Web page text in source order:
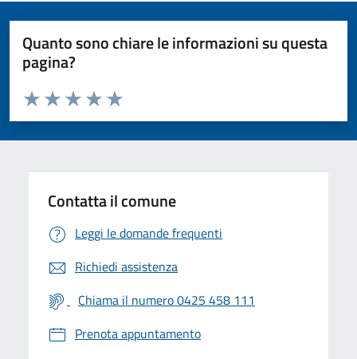
Quanto sono chiare le informazioni su questa
pagina?
Valuta da 1 a 5 stelle la pagina
Valuta 5 stelle su 5
Valuta 4 stelle su 5
Valuta 3 stelle su 5
Valuta 2 stelle su 5
Valuta 1 stelle su 5
Contatta il comune
Leggi le domande frequenti
Richiedi assistenza
Chiama il numero 0425 458 111
Prenota appuntamento